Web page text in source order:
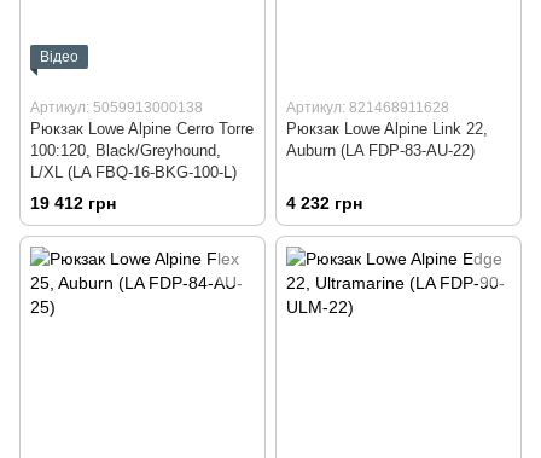
Відео
Артикул: 5059913000138
Рюкзак Lowe Alpine Cerro Torre
100:120, Black/Greyhound,
L/XL (LA FBQ-16-BKG-100-L)
19 412 грн
Артикул: 821468911628
Рюкзак Lowe Alpine Link 22,
Auburn (LA FDP-83-AU-22)
4 232 грн